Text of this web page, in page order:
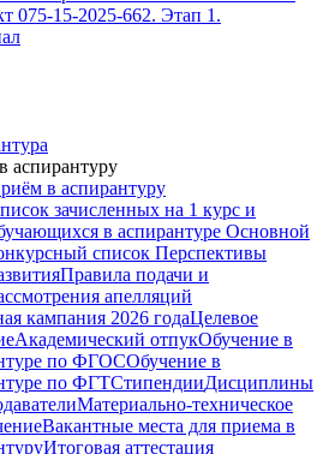
075-15-2025-662. Этап 1.
аспирантуру
в аспирантуру
зачисленных на 1 курс и
в аспирантуре Основной
список Перспективы
Правила подачи и
апелляций
кампания 2026 годаЦелевое
Академический отпукОбучение в
по ФГОСОбучение в
по ФГТСтипендииДисциплины
Материально-техническое
Вакантные места для приема в
Итоговая аттестация